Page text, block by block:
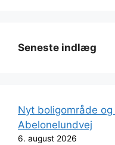
Seneste indlæg
Nyt boligområde
Abelonelundvej
6. august 2026